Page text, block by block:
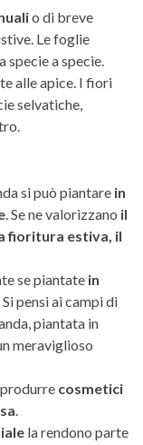
o di breve
Le foglie
a specie.
alle apice. I fiori
selvatiche,
si può piantare in
. Se ne valorizzano il
fioritura estiva, il
se piantate in
Si pensi ai campi di
piantata in
meraviglioso
cosmetici
.
la rendono parte